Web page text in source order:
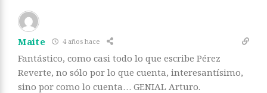
Maite 4 años hace
Fantástico, como casi todo lo que escribe Pérez
Reverte, no sólo por lo que cuenta, interesantísimo,
sino por como lo cuenta… GENIAL Arturo.